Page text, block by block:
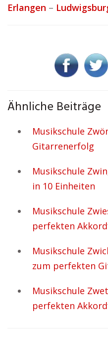
Erlangen –
Ähnliche Beiträge
Musikschule
Gitarrenerfolg
Musikschule
in 10 Einheiten
Musikschule
perfekten
Musikschule
zum perfekten
Musikschule
perfekten